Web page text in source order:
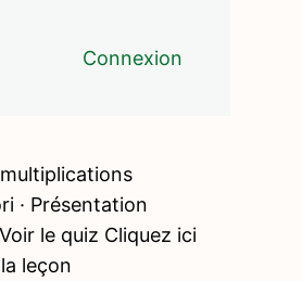
Connexion
· Présentation
le quiz Cliquez ici
leçon